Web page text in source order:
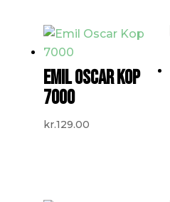
EMIL OSCAR KOP
7000
kr.129.00